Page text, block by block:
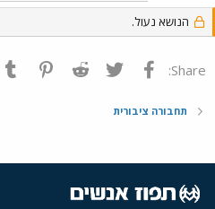
הנושא נעול.
Share: פייסבוק Twitter
Reddit
תחבורה ציבורית